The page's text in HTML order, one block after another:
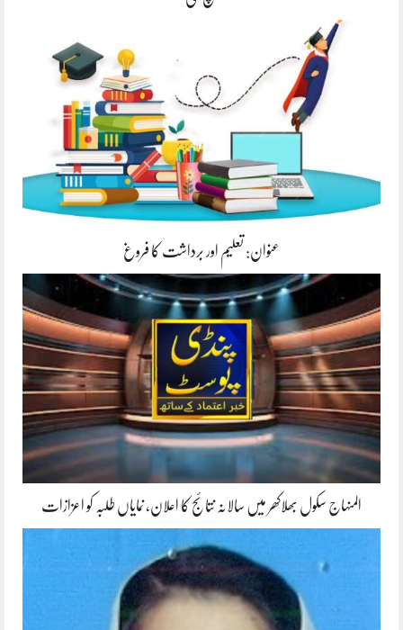
عنوان: تعلیم اور برداشت کا فروغ
المنہاج سکول بھلاکھر میں سالانہ نتائج کا اعلان، نمایاں طلبہ کو اعزازات